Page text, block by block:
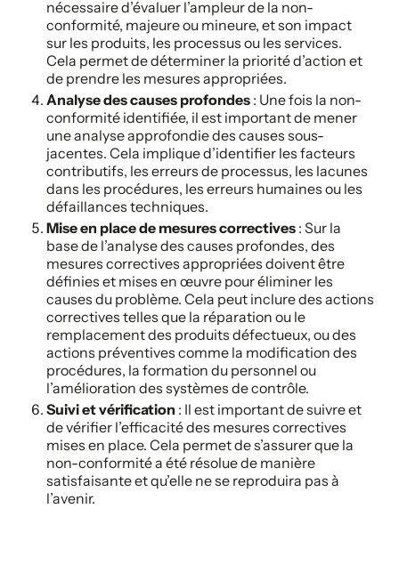
nécessaire d’évaluer l’ampleur de la non-
conformité, majeure ou mineure, et son impact
sur les produits, les processus ou les services.
Cela permet de déterminer la priorité d’action et
de prendre les mesures appropriées.
Analyse des causes profondes : Une fois la non-
conformité identifiée, il est important de mener
une analyse approfondie des causes sous-
jacentes. Cela implique d’identifier les facteurs
contributifs, les erreurs de processus, les lacunes
dans les procédures, les erreurs humaines ou les
défaillances techniques.
Mise en place de mesures correctives : Sur la
base de l’analyse des causes profondes, des
mesures correctives appropriées doivent être
définies et mises en œuvre pour éliminer les
causes du problème. Cela peut inclure des actions
correctives telles que la réparation ou le
remplacement des produits défectueux, ou des
actions préventives comme la modification des
procédures, la formation du personnel ou
l’amélioration des systèmes de contrôle.
Suivi et vérification : Il est important de suivre et
de vérifier l’efficacité des mesures correctives
mises en place. Cela permet de s’assurer que la
non-conformité a été résolue de manière
satisfaisante et qu’elle ne se reproduira pas à
l’avenir.